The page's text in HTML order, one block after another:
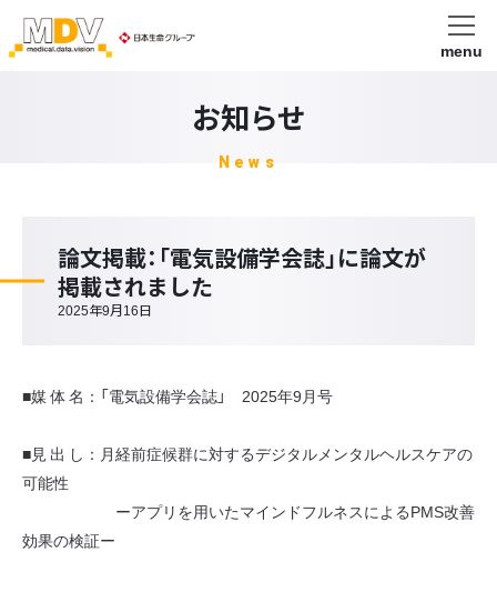
menu
お知らせ
News
論文掲載：「電気設備学会誌」に論文が
掲載されました
2025年9月16日
■媒 体 名：「電気設備学会誌」 2025年9月号
■見 出 し：月経前症候群に対するデジタルメンタルヘルスケアの
可能性
ーアプリを用いたマインドフルネスによるPMS改善
効果の検証ー